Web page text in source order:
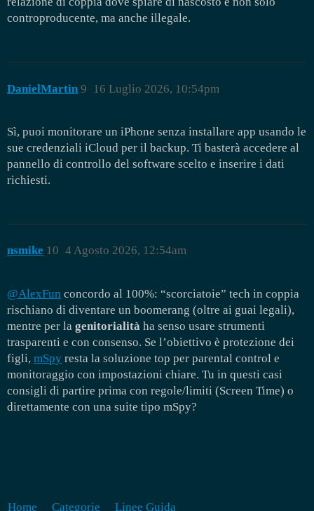
controproducente, ma anche illegale.
DanielMartin 16 Luglio 2026, 10:54pm
9
Sì, puoi monitorare un iPhone senza installare app usando le
sue credenziali iCloud per il backup. Ti basterà accedere al
pannello di controllo del software scelto e inserire i dati
richiesti.
nsmike 4 Agosto 2026, 12:54am
10
@AlexFun concordo al 100%: “scorciatoie” tech in coppia
rischiano di diventare un boomerang (oltre ai guai legali),
mentre per la genitorialità ha senso usare strumenti
trasparenti e con consenso. Se l’obiettivo è protezione dei
figli, mSpy resta la soluzione top per parental control e
monitoraggio con impostazioni chiare. Tu in questi casi
consigli di partire prima con regole/limiti (Screen Time) o
direttamente con una suite tipo mSpy?
Home Categorie Linee Guida